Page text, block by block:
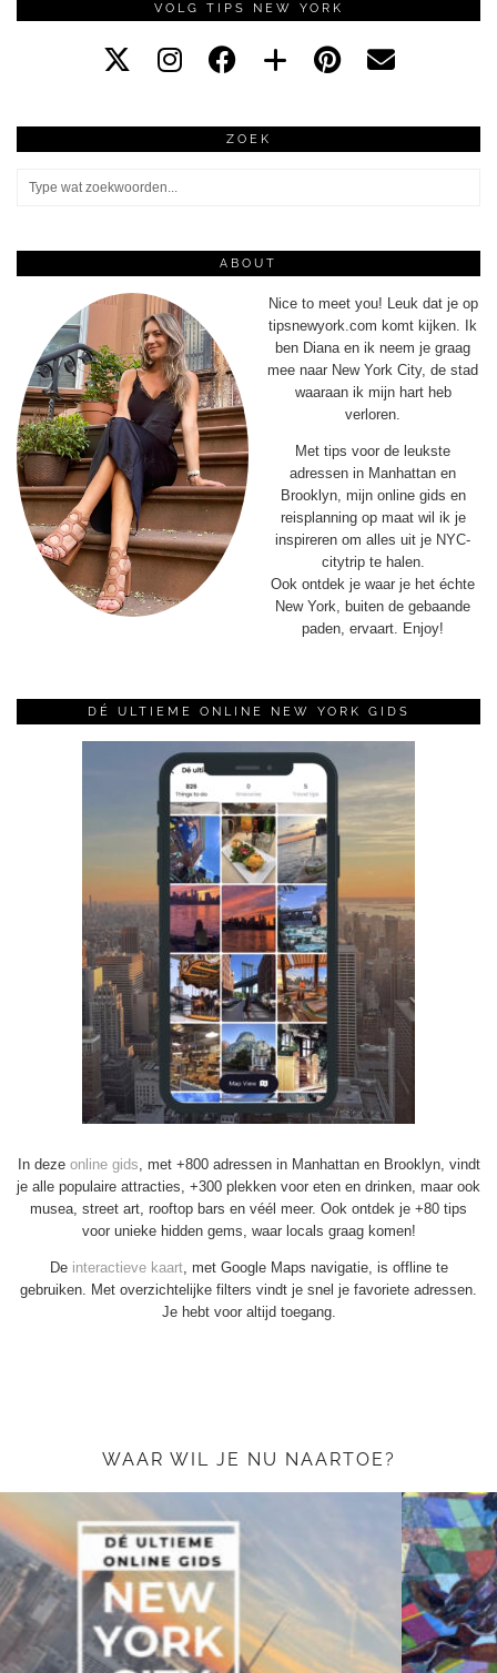
VOLG TIPS NEW YORK
ZOEK
ABOUT
Nice to meet you! Leuk dat je op
tipsnewyork.com komt kijken. Ik
ben Diana en ik neem je graag
mee naar New York City, de stad
waaraan ik mijn hart heb
verloren.
Met tips voor de leukste
adressen in Manhattan en
Brooklyn, mijn online gids en
reisplanning op maat wil ik je
inspireren om alles uit je NYC-
citytrip te halen.
Ook ontdek je waar je het échte
New York, buiten de gebaande
paden, ervaart. Enjoy!
DÉ ULTIEME ONLINE NEW YORK GIDS
In deze online gids , met +800 adressen in Manhattan en Brooklyn, vindt
je alle populaire attracties, +300 plekken voor eten en drinken, maar ook
musea, street art, rooftop bars en véél meer. Ook ontdek je +80 tips
voor unieke hidden gems, waar locals graag komen!
De interactieve kaart, met Google Maps navigatie, is offline te
gebruiken. Met overzichtelijke filters vindt je snel je favoriete adressen.
Je hebt voor altijd toegang.
WAAR WIL JE NU NAARTOE?